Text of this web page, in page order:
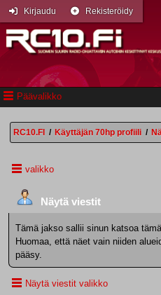
Päävalikko
Kirjaudu Rekisteröidy
RC10.FI / Käyttäjän 70hp profiili /
valikko
Näytä viestit
Tämä jakso sallii sinun katsoa
Huomaa, että näet vain niiden
pääsy.
Näytä viestit valikko